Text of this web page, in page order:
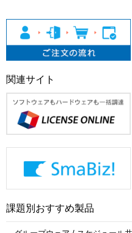
関連サイト
課題別おすすめ製品